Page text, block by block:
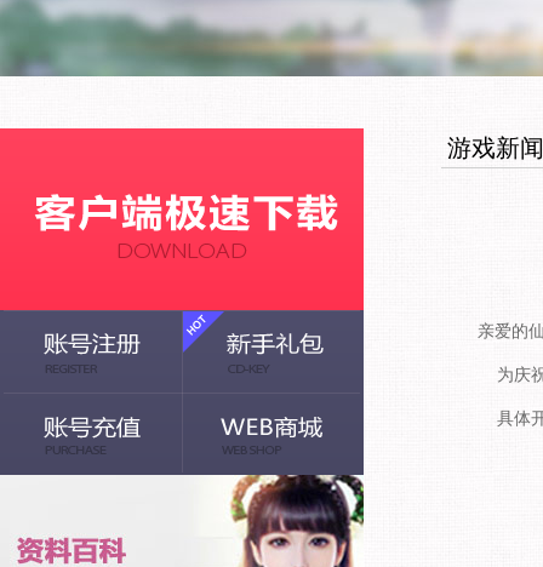
游戏新闻
亲爱的
为庆
具体